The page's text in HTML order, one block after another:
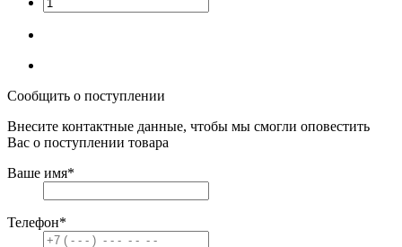
Сообщить о поступлении
Внесите контактные данные, чтобы мы смогли оповестить
Вас о поступлении товара
Ваше имя*
Телефон*